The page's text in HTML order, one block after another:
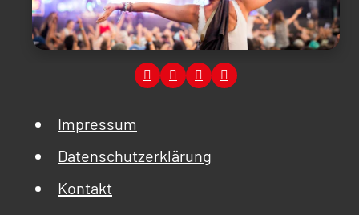
Impressum
Datenschutzerklärung
Kontakt